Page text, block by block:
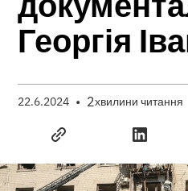
Георгія
22.6.2024 • 2хвилини читання